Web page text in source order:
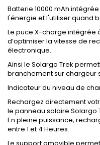
Batterie 10000 mAh
l'énergie et l'utiliser quand
Le puce X-charge
d’optimiser la vitesse de
électronique.
Ainsi le Solargo Trek
branchement sur chargeur
Indicateur du niveau de
Rechargez directement
le panneau solaire Solargo
En pleine puissance,
entre 1 et 4 Heures.